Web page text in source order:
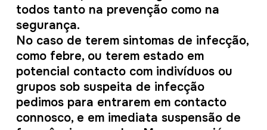
todos tanto na prevenção como na
segurança.
No caso de terem sintomas de infecção,
como febre, ou terem estado em
potencial contacto com indivíduos ou
grupos sob suspeita de infecção
pedimos para entrarem em contacto
connosco, e em imediata suspensão de